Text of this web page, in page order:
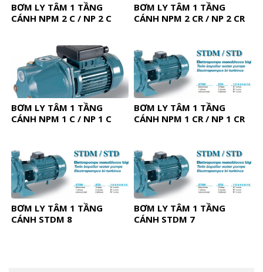
BƠM LY TÂM 1 TẦNG
CÁNH NPM 2 C / NP 2 C
BƠM LY TÂM 1 TẦNG
CÁNH NPM 2 CR / NP 2 CR
BƠM LY TÂM 1 TẦNG
CÁNH NPM 1 C / NP 1 C
BƠM LY TÂM 1 TẦNG
CÁNH NPM 1 CR / NP 1 CR
BƠM LY TÂM 1 TẦNG
CÁNH STDM 8
BƠM LY TÂM 1 TẦNG
CÁNH STDM 7